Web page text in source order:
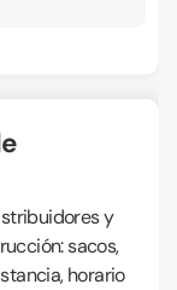
y
sacos,
horario